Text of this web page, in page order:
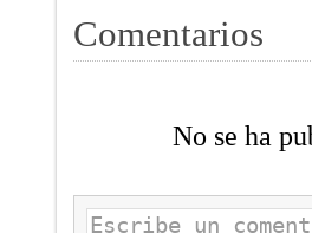
Comentarios
No se ha